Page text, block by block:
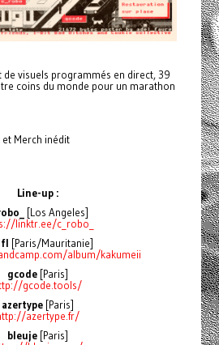
de visuels programmés en direct, 39
coins du monde pour un marathon
Merch inédit
Line-up :
[Los Angeles]
linktr.ee/c_robo_
[Paris/Mauritanie]
album/kakumeii
gcode[Paris]
gcode.tools/
azertype[Paris]
azertype.fr/
bleuje[Paris]